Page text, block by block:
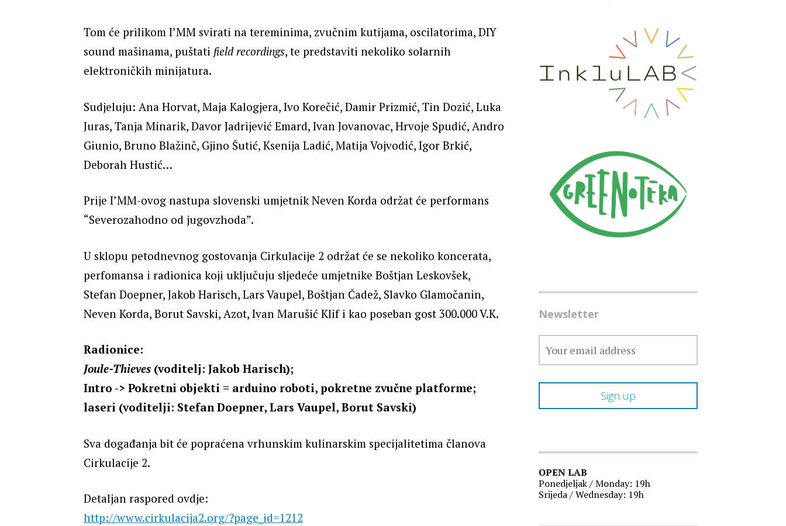
Tom će prilikom I’MM svirati na tereminima, zvučnim kutijama, oscilatorima, DIY
sound mašinama, puštati field recordings, te predstaviti nekoliko solarnih
elektroničkih minijatura.
Sudjeluju: Ana Horvat, Maja Kalogjera, Ivo Korečić, Damir Prizmić, Tin Dozić, Luka
Juras, Tanja Minarik, Davor Jadrijević Emard, Ivan Jovanovac, Hrvoje Spudić, Andro
Giunio, Bruno Blažinč, Gjino Šutić, Ksenija Ladić, Matija Vojvodić, Igor Brkić,
Deborah Hustić…
Prije I’MM-ovog nastupa slovenski umjetnik Neven Korda održat će performans
“Severozahodno od jugovzhoda”.
U sklopu petodnevnog gostovanja Cirkulacije 2 održat će se nekoliko koncerata,
perfomansa i radionica koji uključuju sljedeće umjetnike Boštjan Leskovšek,
Stefan Doepner, Jakob Harisch, Lars Vaupel, Boštjan Čadež, Slavko Glamočanin,
Neven Korda, Borut Savski, Azot, Ivan Marušić Klif i kao poseban gost 300.000 V.K.
Radionice:
Joule-Thieves(voditelj: Jakob Harisch);
Intro -> Pokretni objekti = arduino roboti, pokretne zvučne platforme;
laseri (voditelji: Stefan Doepner, Lars Vaupel, Borut Savski)
Sva događanja bit će popraćena vrhunskim kulinarskim specijalitetima članova
Cirkulacije 2.
Detaljan raspored ovdje:
http://www.cirkulacija2.org/?page_id=1212
Newsletter
OPEN LAB
Ponedjeljak / Monday: 19h
Srijeda / Wednesday: 19h